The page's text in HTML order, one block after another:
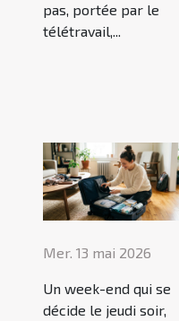
pas, portée par le
télétravail,...
Mer. 13 mai 2026
Un week-end qui se
décide le jeudi soir,